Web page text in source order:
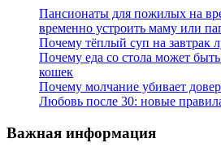
Пансионаты для пожилых на
временно устроить маму или
Почему тёплый суп на завтрак
Почему еда со стола может
кошек
Почему молчание убивает
Любовь после 30: новые
Важная информация